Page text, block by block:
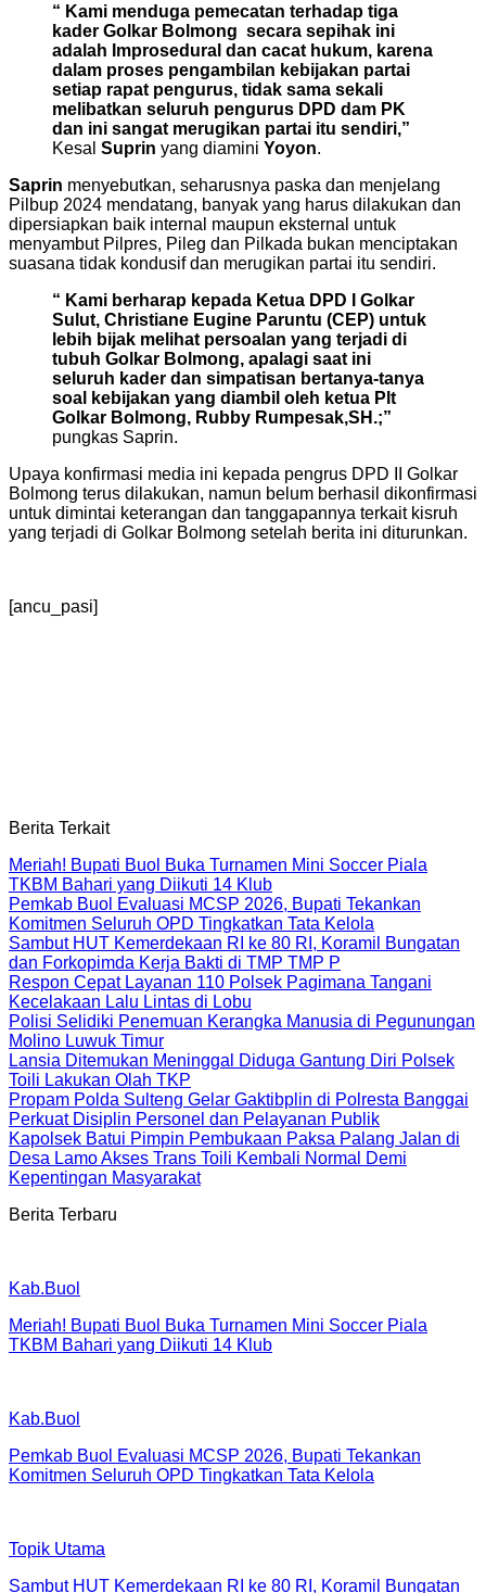
“ Kami menduga pemecatan terhadap tiga
kader Golkar Bolmong secara sepihak ini
adalah Improsedural dan cacat hukum, karena
dalam proses pengambilan kebijakan partai
setiap rapat pengurus, tidak sama sekali
melibatkan seluruh pengurus DPD dam PK
dan ini sangat merugikan partai itu sendiri,”
Kesal Suprin yang diamini Yoyon.
Saprin menyebutkan, seharusnya paska dan menjelang
Pilbup 2024 mendatang, banyak yang harus dilakukan dan
dipersiapkan baik internal maupun eksternal untuk
menyambut Pilpres, Pileg dan Pilkada bukan menciptakan
suasana tidak kondusif dan merugikan partai itu sendiri.
“ Kami berharap kepada Ketua DPD I Golkar
Sulut, Christiane Eugine Paruntu (CEP) untuk
lebih bijak melihat persoalan yang terjadi di
tubuh Golkar Bolmong, apalagi saat ini
seluruh kader dan simpatisan bertanya-tanya
soal kebijakan yang diambil oleh ketua Plt
Golkar Bolmong, Rubby Rumpesak,SH.;”
pungkas Saprin.
Upaya konfirmasi media ini kepada pengrus DPD II Golkar
Bolmong terus dilakukan, namun belum berhasil dikonfirmasi
untuk dimintai keterangan dan tanggapannya terkait kisruh
yang terjadi di Golkar Bolmong setelah berita ini diturunkan.
[ancu_pasi]
Berita Terkait
Meriah! Bupati Buol Buka Turnamen Mini Soccer Piala
TKBM Bahari yang Diikuti 14 Klub
Pemkab Buol Evaluasi MCSP 2026, Bupati Tekankan
Komitmen Seluruh OPD Tingkatkan Tata Kelola
Sambut HUT Kemerdekaan RI ke 80 RI, Koramil Bungatan
dan Forkopimda Kerja Bakti di TMP TMP P
Respon Cepat Layanan 110 Polsek Pagimana Tangani
Kecelakaan Lalu Lintas di Lobu
Polisi Selidiki Penemuan Kerangka Manusia di Pegunungan
Molino Luwuk Timur
Lansia Ditemukan Meninggal Diduga Gantung Diri Polsek
Toili Lakukan Olah TKP
Propam Polda Sulteng Gelar Gaktibplin di Polresta Banggai
Perkuat Disiplin Personel dan Pelayanan Publik
Kapolsek Batui Pimpin Pembukaan Paksa Palang Jalan di
Desa Lamo Akses Trans Toili Kembali Normal Demi
Kepentingan Masyarakat
Berita Terbaru
Kab.Buol
Meriah! Bupati Buol Buka Turnamen Mini Soccer Piala
TKBM Bahari yang Diikuti 14 Klub
Kab.Buol
Pemkab Buol Evaluasi MCSP 2026, Bupati Tekankan
Komitmen Seluruh OPD Tingkatkan Tata Kelola
Topik Utama
Sambut HUT Kemerdekaan RI ke 80 RI, Koramil Bungatan